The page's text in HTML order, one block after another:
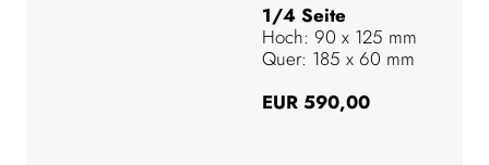
1/4 Seite
Hoch: 90 x 125 mm
Quer: 185 x 60 mm
EUR 590,00